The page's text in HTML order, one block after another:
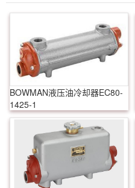
BOWMAN液压油冷却器EC80-
1425-1